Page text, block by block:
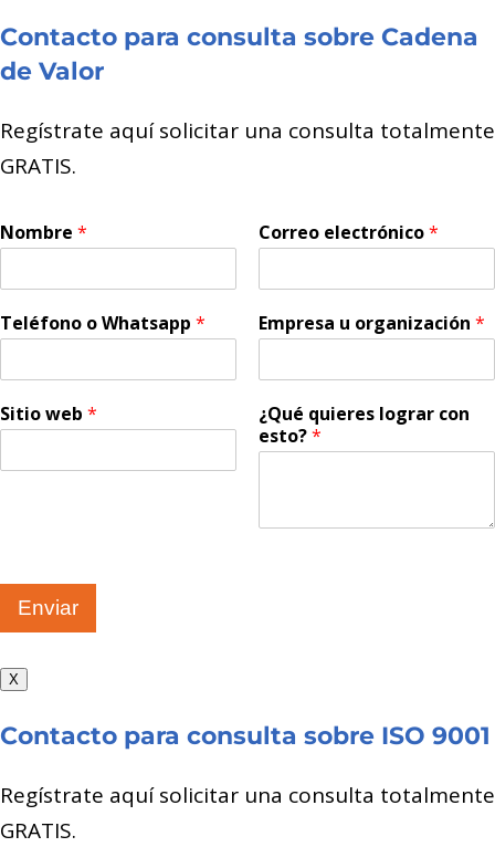
Contacto para consulta sobre Cadena
de Valor
Regístrate aquí solicitar una consulta totalmente
GRATIS.
Nombre * Correo electrónico*
Teléfono o Whatsapp * Empresa u organización *
Sitio web *
¿Qué quieres lograr con
esto?*
Enviar
X
Contacto para consulta sobre ISO 9001
Regístrate aquí solicitar una consulta totalmente
GRATIS.